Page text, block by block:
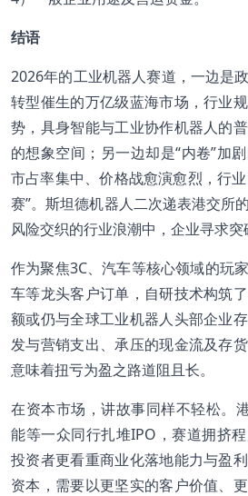
结语
2026年的工业机器人赛道，一边是
转型催生的万亿级蓝海市场，行业
势，具身智能与工业协作机器人的
的想象空间；另一边却是“内卷”加
市占率集中、价格战愈演愈烈，行
赛”。斯坦德机器人二次递表港交所
风险交织的行业浪潮中，企业寻求突
作为聚焦3C、汽车等核心领域的玩
车等龙头客户订单，自研技术构筑
额或仍与全球工业机器人头部企业
发与营销支出、承压的现金流及存
意味着扭亏为盈之路道阻且长。
在资本市场，讲故事同样不轻松。
能等一众同行扎堆IPO，赛道拥挤
投资者更看重商业化落地能力与盈
资本，需要以更坚实的客户价值、